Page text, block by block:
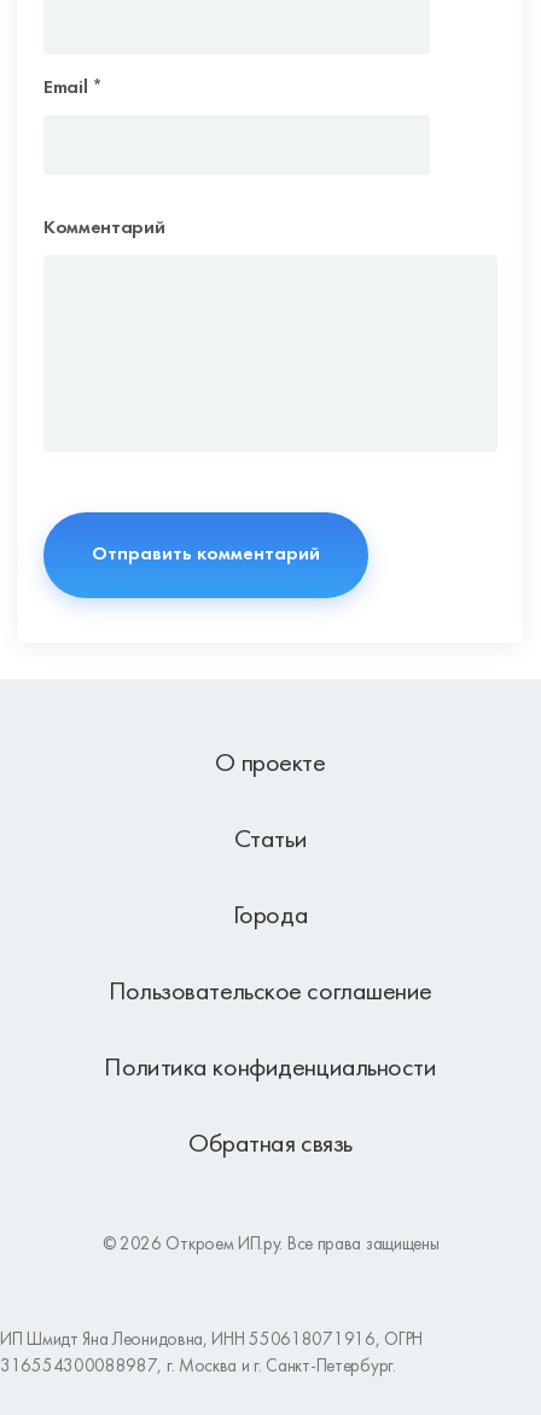
Email *
Комментарий
О проекте
Статьи
Города
Пользовательское соглашение
Политика конфиденциальности
Обратная связь
© 2026 Откроем ИП.ру. Все права защищены
ИП Шмидт Яна Леонидовна, ИНН 550618071916, ОГРН
316554300088987, г. Москва и г. Санкт-Петербург.